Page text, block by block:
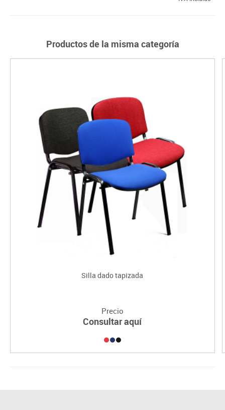
Productos de la misma categoría
Silla dado tapizada
Precio
Consultar aquí